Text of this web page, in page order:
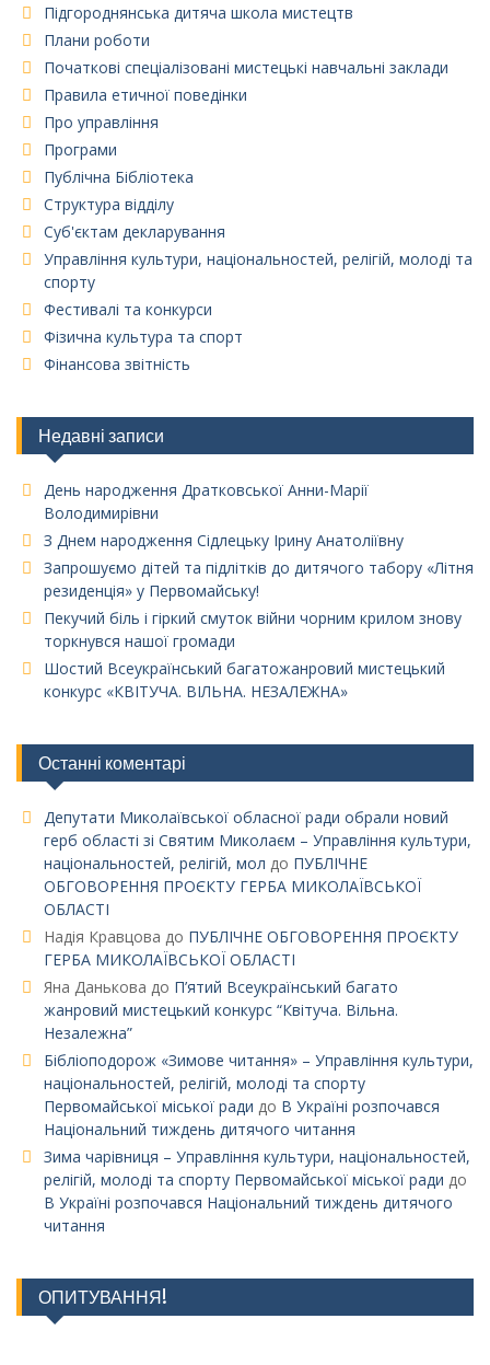
Підгороднянська дитяча школа мистецтв
Плани роботи
Початкові спеціалізовані мистецькі навчальні заклади
Правила етичної поведінки
Про управління
Програми
Публічна Бібліотека
Структура відділу
Суб'єктам декларування
Управління культури, національностей, релігій, молоді та
спорту
Фестивалі та конкурси
Фізична культура та спорт
Фінансова звітність
Недавні записи
День народження Дратковської Анни-Марії
Володимирівни
З Днем народження Сідлецьку Ірину Анатоліївну
Запрошуємо дітей та підлітків до дитячого табору «Літня
резиденція» у Первомайську!
Пекучий біль і гіркий смуток війни чорним крилом знову
торкнувся нашої громади
Шостий Всеукраїнський багатожанровий мистецький
конкурс «КВІТУЧА. ВІЛЬНА. НЕЗАЛЕЖНА»
Останні коментарі
Депутати Миколаївської обласної ради обрали новий
герб області зі Святим Миколаєм – Управління культури,
національностей, релігій, мол до ПУБЛІЧНЕ
ОБГОВОРЕННЯ ПРОЄКТУ ГЕРБА МИКОЛАЇВСЬКОЇ
ОБЛАСТІ
Надія Кравцова до ПУБЛІЧНЕ ОБГОВОРЕННЯ ПРОЄКТУ
ГЕРБА МИКОЛАЇВСЬКОЇ ОБЛАСТІ
Яна Данькова до П’ятий Всеукраїнський багато
жанровий мистецький конкурс “Квітуча. Вільна.
Незалежна”
Бібліоподорож «Зимове читання» – Управління культури,
національностей, релігій, молоді та спорту
Первомайської міської ради до В Україні розпочався
Національний тиждень дитячого читання
Зима чарівниця – Управління культури, національностей,
релігій, молоді та спорту Первомайської міської ради до
В Україні розпочався Національний тиждень дитячого
читання
ОПИТУВАННЯ!